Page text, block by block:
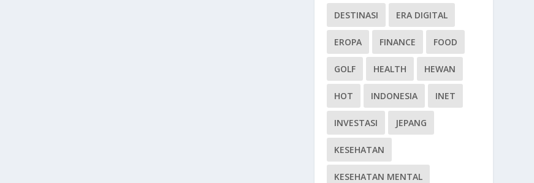
DESTINASI ERA DIGITAL
EROPA FINANCE FOOD
GOLF HEALTH HEWAN
HOT INDONESIA INET
INVESTASI JEPANG
KESEHATAN
KESEHATAN MENTAL